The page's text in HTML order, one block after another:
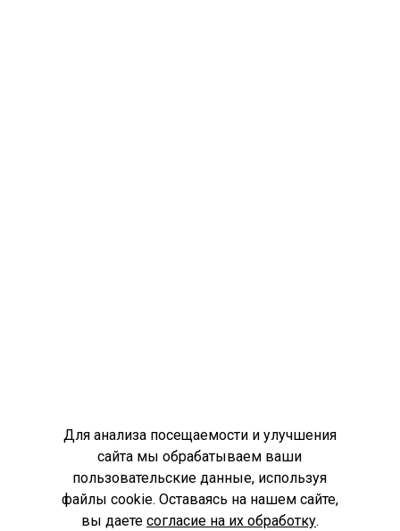
Для анализа посещаемости и улучшения
сайта мы обрабатываем ваши
пользовательские данные, используя
файлы cookie. Оставаясь на нашем сайте,
вы даете согласие на их обработку.